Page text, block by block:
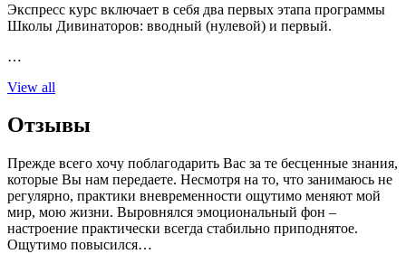
Экспресс курс включает в себя два первых этапа программы
Школы Дивинаторов: вводный (нулевой) и первый.
…
View all
Отзывы
Прежде всего хочу поблагодарить Вас за те бесценные знания,
которые Вы нам передаете. Несмотря на то, что занимаюсь не
регулярно, практики вневременности ощутимо меняют мой
мир, мою жизни. Выровнялся эмоциональный фон –
настроение практически всегда стабильно приподнятое.
Ощутимо повысился…